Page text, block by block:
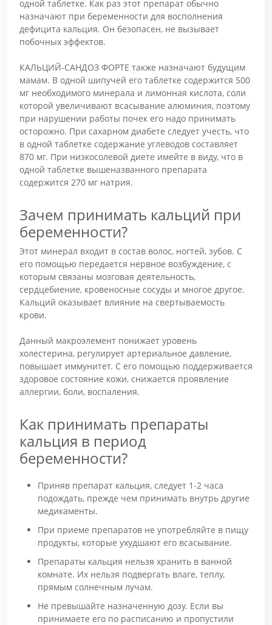
одной таблетке. Как раз этот препарат обычно
назначают при беременности для восполнения
дефицита кальция. Он безопасен, не вызывает
побочных эффектов.
КАЛЬЦИЙ-САНДОЗ ФОРТЕ также назначают будущим
мамам. В одной шипучей его таблетке содержится 500
мг необходимого минерала и лимонная кислота, соли
которой увеличивают всасывание алюминия, поэтому
при нарушении работы почек его надо принимать
осторожно. При сахарном диабете следует учесть, что
в одной таблетке содержание углеводов составляет
870 мг. При низкосолевой диете имейте в виду, что в
одной таблетке вышеназванного препарата
содержится 270 мг натрия.
Зачем принимать кальций при
беременности?
Этот минерал входит в состав волос, ногтей, зубов. С
его помощью передается нервное возбуждение, с
которым связаны мозговая деятельность,
сердцебиение, кровеносные сосуды и многое другое.
Кальций оказывает влияние на свертываемость
крови.
Данный макроэлемент понижает уровень
холестерина, регулирует артериальное давление,
повышает иммунитет. С его помощью поддерживается
здоровое состояние кожи, снижается проявление
аллергии, боли, воспаления.
Как принимать препараты
кальция в период
беременности?
Приняв препарат кальция, следует 1-2 часа
подождать, прежде чем принимать внутрь другие
медикаменты.
При приеме препаратов не употребляйте в пищу
продукты, которые ухудшают его всасывание.
Препараты кальция нельзя хранить в ванной
комнате. Их нельзя подвергать влаге, теплу,
прямым солнечным лучам.
Не превышайте назначенную дозу. Если вы
принимаете его по расписанию и пропустили